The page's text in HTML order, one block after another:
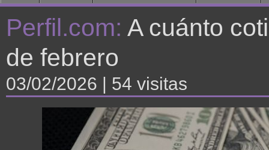
Perfil.com: A cuánto
de febrero
03/02/2026 | 54 visitas